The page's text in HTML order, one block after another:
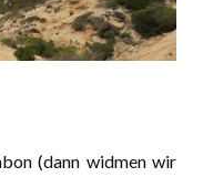
(dann widmen wir